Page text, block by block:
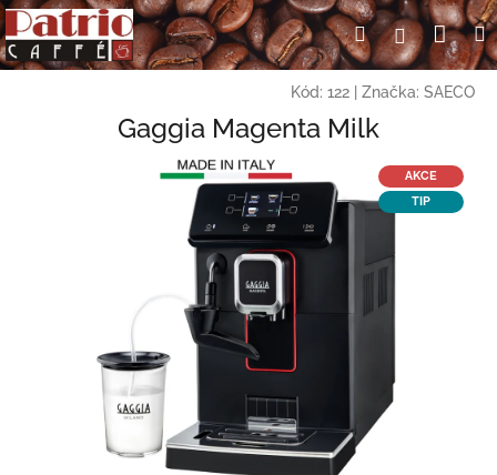
Přejít
na
obsah
HledatPřihlášení
Kód: 122 Značka: SAECO
Gaggia Magenta Milk
AKCE
TIP